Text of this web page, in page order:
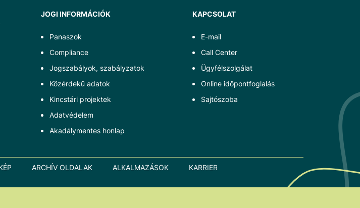
JOGI INFORMÁCIÓK
Panaszok
Compliance
Jogszabályok, szabályzatok
Közérdekű adatok
Kincstári projektek
Adatvédelem
Akadálymentes honlap
KAPCSOLAT
E-mail
Call Center
Ügyfélszolgálat
Online időpontfoglalás
Sajtószoba
ARCHÍV OLDALAK ALKALMAZÁSOK KARRIER